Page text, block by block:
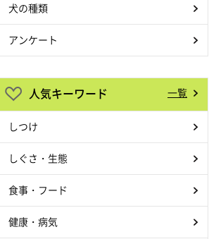
犬の種類
アンケート
人気キーワード 一覧
しつけ
しぐさ・生態
食事・フード
健康・病気